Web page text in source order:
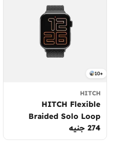
10+
HITCH
HITCH Flexible
Braided Solo Loop
Strap For Apple Watch
السعر
العادي
274 جنيه